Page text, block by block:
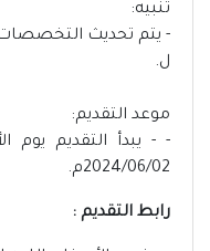
تنبيه:
- يتم تحديث التخصصات
ل.
موعد التقديم:
2024/06/02م.
رابط التقديم :